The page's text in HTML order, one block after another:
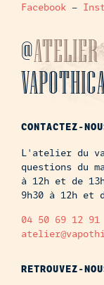
Facebook –
@ATELIER
CONTACTEZ-
L'atelier du
questions du
à 12h et de
9h30 à 12h et
04 50 69 12 91
RETROUVEZ-